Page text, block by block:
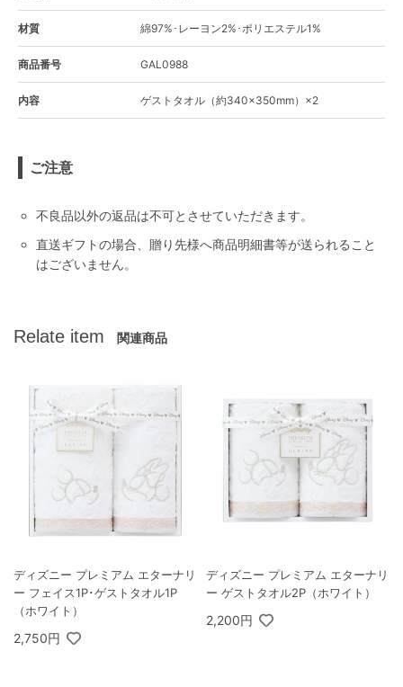
材質 綿97%･レーヨン2%･ポリエステル1%
商品番号 GAL0988
内容 ゲストタオル（約340×350mm）×2
ご注意
不良品以外の返品は不可とさせていただきます。
直送ギフトの場合、贈り先様へ商品明細書等が送られること
はございません。
Relate item 関連商品
ディズニー プレミアム エターナリ
ー フェイス1P･ゲストタオル1P
（ホワイト）
2,750円
ディズニー プレミアム エターナリ
ー ゲストタオル2P（ホワイト）
2,200円